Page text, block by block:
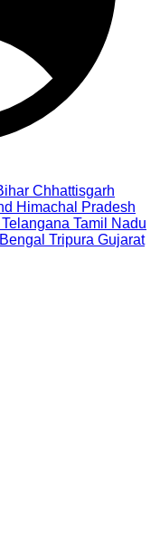
Chhattisgarh
Himachal Pradesh
Telangana Tamil Nadu
Tripura Gujarat